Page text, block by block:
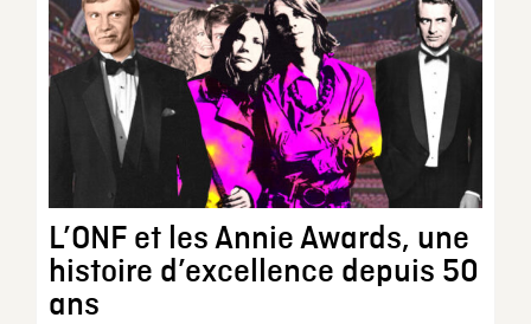
L’ONF et les Annie Awards, une
histoire d’excellence depuis 50
ans